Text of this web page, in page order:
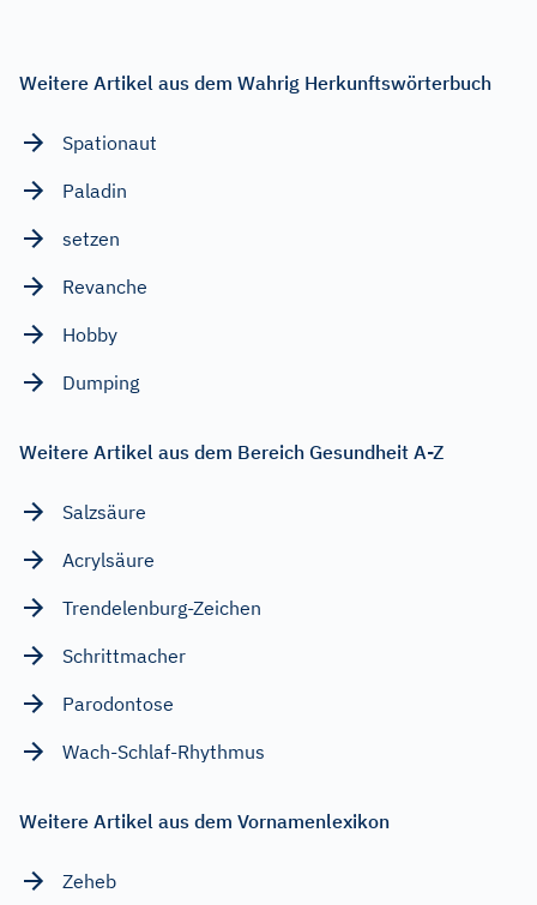
Weitere Artikel aus dem Wahrig Herkunftswörterbuch
Spationaut
Paladin
setzen
Revanche
Hobby
Dumping
Weitere Artikel aus dem Bereich Gesundheit A-Z
Salzsäure
Acrylsäure
Trendelenburg-Zeichen
Schrittmacher
Parodontose
Wach-Schlaf-Rhythmus
Weitere Artikel aus dem Vornamenlexikon
Zeheb